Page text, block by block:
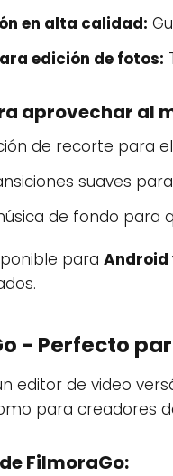
en alta calidad:
edición de fotos:
aprovechar al
de recorte para
suaves
de fondo para
para Android
- Perfecto
editor de video
para creadores
FilmoraGo: